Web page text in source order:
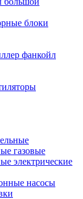
блоки
фанкойл
газовые
электрические
насосы